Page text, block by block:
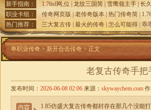
新手指南： 1.76sf网,位 龙纹三国简 雪鹰领主手 长
职业卡组：
传奇网页版 老传奇版本 热门传奇简
热门推荐：
三大复古传 最火的传奇 怎么可能得 乖
单职业传奇 > 新开合击传奇> 正文
老复古传奇手把
发布时间： 2026-06-08 02:06 来源： skywaychem.com 作
1.85仿盛大复古传奇都封存在那几个没能